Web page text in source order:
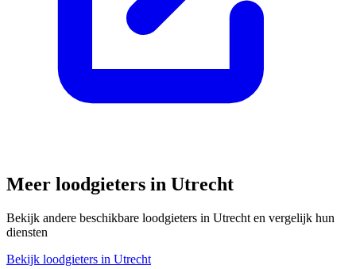
Meer loodgieters in Utrecht
Bekijk andere beschikbare loodgieters in Utrecht en vergelijk hun
diensten
Bekijk loodgieters in Utrecht